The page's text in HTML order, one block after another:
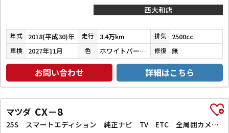
西大和店
年式 2018(平成30)年 走行 3.4万km 排気 2500cc
車検 2027年11月 色 ホワイトパールクリスタルシャイン 修復 無
お問い合わせ 詳細はこちら
マツダ CX－8
25S スマートエディション 純正ナビ TV ETC 全周囲カメラ クリアランスソナー オートクルーズコントロール レーンアシスト 衝突被害軽減システム オートライト LEDヘッドランプ 電動リアゲート